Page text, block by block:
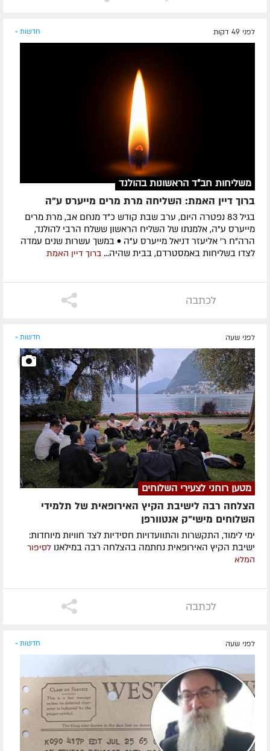
לפני 49 דקות חדשות »
משליחות חב"ד הראשונות בהולנד
ברוך דיין האמת: השליחה מרת מרים מייערס ע"ה
בגיל 83 נפטרה היום, ערב שבת קודש כ"ד מנחם אב, מרת מרים
מייערס ע"ה, אלמנתו של השליח הראשון ששלח הרבי להולנד,
הרה"ח ר' אליעזר דניאל מייערס ע"ה • במשך עשרות שנים עמדה
לצדו בשליחות באמסטרדם, בבית שהיה... ברוך דיין האמת
לכתבה
לפני שעה חדשות »
מטען רוחני לצעירי השלוחים
הצלחה רבה לישיבת הקיץ האירופאית של תלמידי
השלוחים מישי"ק אנטוורפן
ימי לימוד, התקשרות והתוועדויות חסידיות לצד חוויות מיוחדות:
ישיבת הקיץ האירופאית נחתמה בהצלחה רבה במילאנו לסיפור
המלא
לכתבה
לפני שעה חדשות »